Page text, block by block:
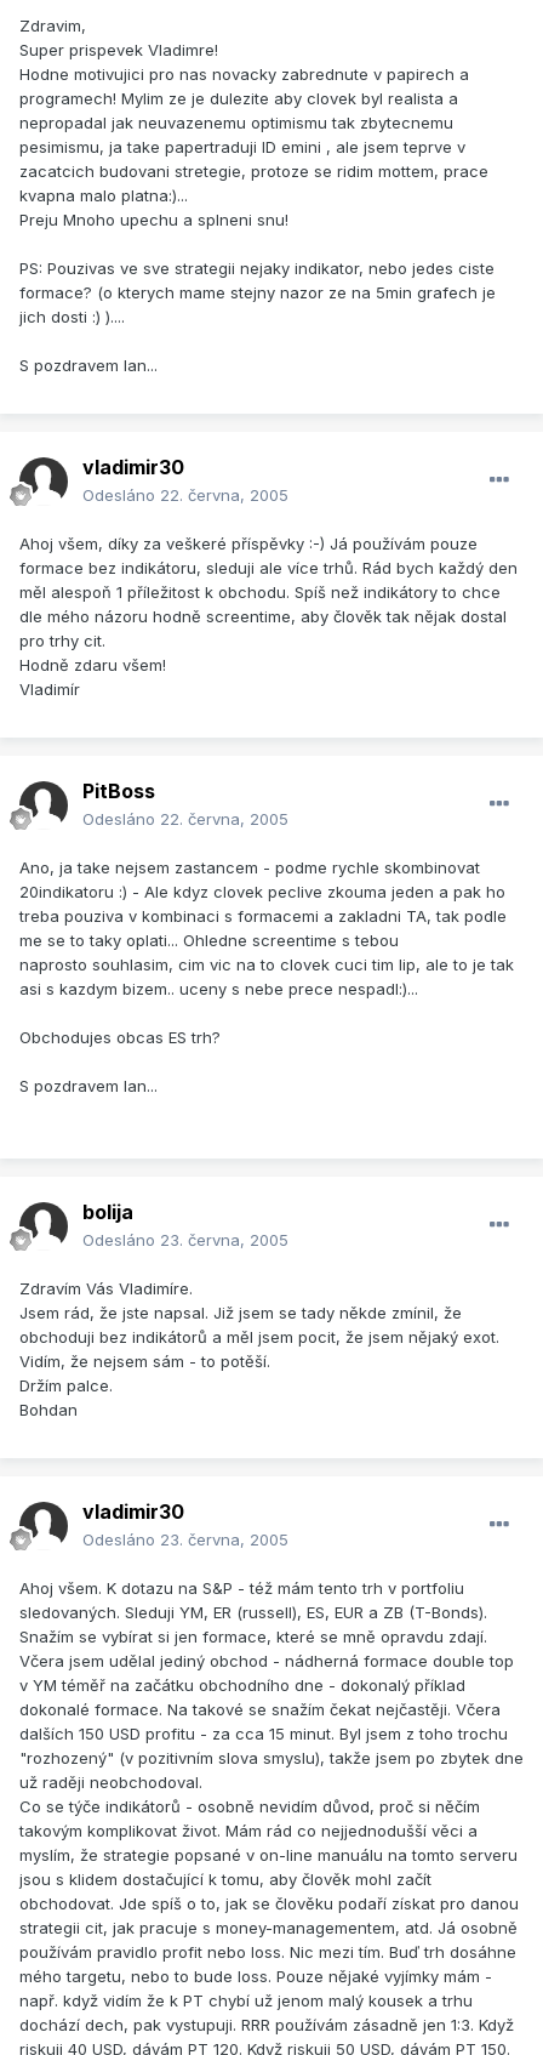
Zdravim,
Super prispevek Vladimre!
Hodne motivujici pro nas novacky zabrednute v papirech a
programech! Mylim ze je dulezite aby clovek byl realista a
nepropadal jak neuvazenemu optimismu tak zbytecnemu
pesimismu, ja take papertraduji ID emini , ale jsem teprve v
zacatcich budovani stretegie, protoze se ridim mottem, prace
kvapna malo platna:)...
Preju Mnoho upechu a splneni snu!
PS: Pouzivas ve sve strategii nejaky indikator, nebo jedes ciste
formace? (o kterych mame stejny nazor ze na 5min grafech je
jich dosti :) )....
S pozdravem Ian...
vladimir30
Odesláno 22. června, 2005
Ahoj všem, díky za veškeré příspěvky :-) Já používám pouze
formace bez indikátoru, sleduji ale více trhů. Rád bych každý den
měl alespoň 1 příležitost k obchodu. Spíš než indikátory to chce
dle mého názoru hodně screentime, aby člověk tak nějak dostal
pro trhy cit.
Hodně zdaru všem!
Vladimír
PitBoss
Odesláno 22. června, 2005
Ano, ja take nejsem zastancem - podme rychle skombinovat
20indikatoru :) - Ale kdyz clovek peclive zkouma jeden a pak ho
treba pouziva v kombinaci s formacemi a zakladni TA, tak podle
me se to taky oplati... Ohledne screentime s tebou
naprosto souhlasim, cim vic na to clovek cuci tim lip, ale to je tak
asi s kazdym bizem.. uceny s nebe prece nespadl:)...
Obchodujes obcas ES trh?
S pozdravem Ian...
bolija
Odesláno 23. června, 2005
Zdravím Vás Vladimíre.
Jsem rád, že jste napsal. Již jsem se tady někde zmínil, že
obchoduji bez indikátorů a měl jsem pocit, že jsem nějaký exot.
Vidím, že nejsem sám - to potěší.
Držím palce.
Bohdan
vladimir30
Odesláno 23. června, 2005
Ahoj všem. K dotazu na S&P - též mám tento trh v portfoliu
sledovaných. Sleduji YM, ER (russell), ES, EUR a ZB (T-Bonds).
Snažím se vybírat si jen formace, které se mně opravdu zdají.
Včera jsem udělal jediný obchod - nádherná formace double top
v YM téměř na začátku obchodního dne - dokonalý příklad
dokonalé formace. Na takové se snažím čekat nejčastěji. Včera
dalších 150 USD profitu - za cca 15 minut. Byl jsem z toho trochu
"rozhozený" (v pozitivním slova smyslu), takže jsem po zbytek dne
už raději neobchodoval.
Co se týče indikátorů - osobně nevidím důvod, proč si něčím
takovým komplikovat život. Mám rád co nejjednodušší věci a
myslím, že strategie popsané v on-line manuálu na tomto serveru
jsou s klidem dostačující k tomu, aby člověk mohl začít
obchodovat. Jde spíš o to, jak se člověku podaří získat pro danou
strategii cit, jak pracuje s money-managementem, atd. Já osobně
používám pravidlo profit nebo loss. Nic mezi tím. Buď trh dosáhne
mého targetu, nebo to bude loss. Pouze nějaké vyjímky mám -
např. když vidím že k PT chybí už jenom malý kousek a trhu
dochází dech, pak vystupuji. RRR používám zásadně jen 1:3. Když
riskuji 40 USD, dávám PT 120. Když riskuji 50 USD, dávám PT 150.